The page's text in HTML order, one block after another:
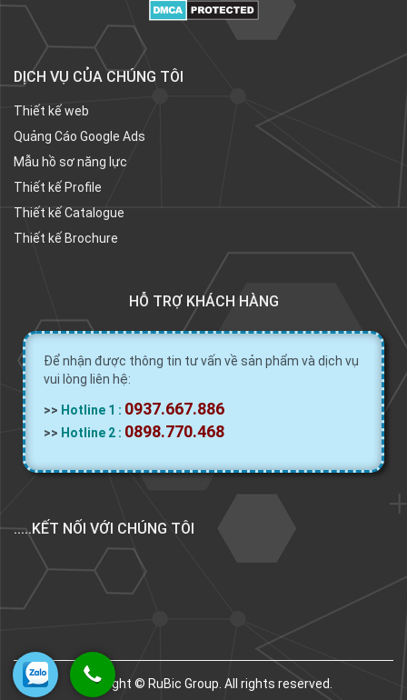
DỊCH VỤ CỦA CHÚNG TÔI
Thiết kế web
Quảng Cáo Google Ads
Mẫu hồ sơ năng lực
Thiết kế Profile
Thiết kế Catalogue
Thiết kế Brochure
HỖ TRỢ KHÁCH HÀNG
Để nhận được thông tin tư vấn về sản phẩm và dịch vụ
vui lòng liên hệ:
>> Hotline 1 : 0937.667.886
>> Hotline 2 : 0898.770.468
.....KẾT NỐI VỚI CHÚNG TÔI
Copyright © RuBic Group. All rights reserved.